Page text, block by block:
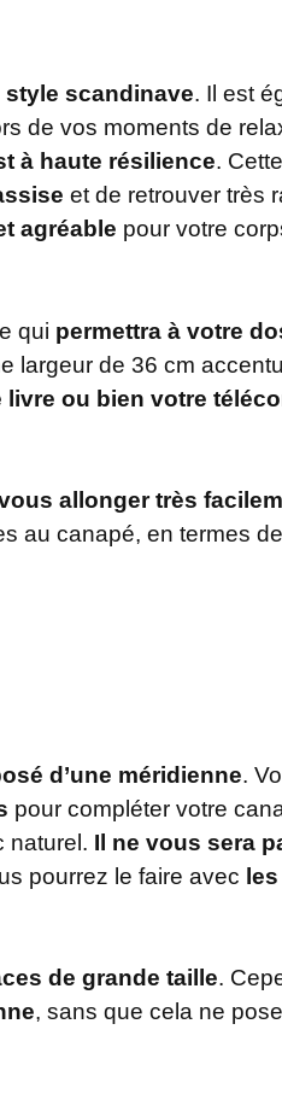
style scandinave. Il est
de vos moments de
à haute résilience.
et de retrouver très
agréable pour votre
qui permettra à votre
largeur de 36 cm
ou bien votre
allonger très
au canapé, en termes
d’une méridienne.
pour compléter votre
naturel. Il ne vous sera
pourrez le faire avec
de grande taille.
, sans que cela ne